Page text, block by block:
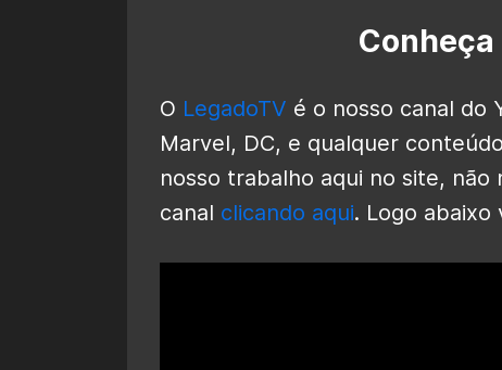
Conheça
O LegadoTV é o nosso canal do
Marvel, DC, e qualquer
nosso trabalho aqui no site,
canal clicando aqui. Logo